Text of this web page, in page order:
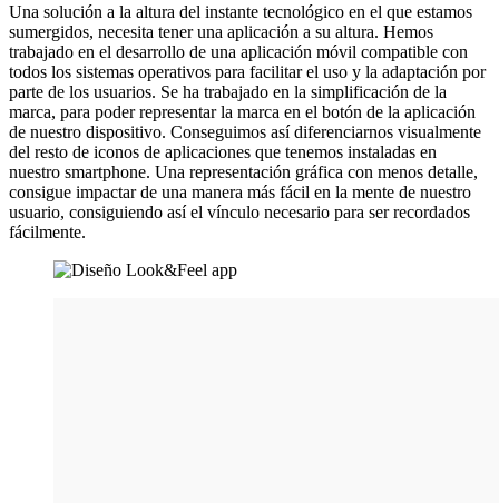
Una solución a la altura del instante tecnológico en el que estamos
sumergidos, necesita tener una aplicación a su altura. Hemos
trabajado en el desarrollo de una aplicación móvil compatible con
todos los sistemas operativos para facilitar el uso y la adaptación por
parte de los usuarios. Se ha trabajado en la simplificación de la
marca, para poder representar la marca en el botón de la aplicación
de nuestro dispositivo. Conseguimos así diferenciarnos visualmente
del resto de iconos de aplicaciones que tenemos instaladas en
nuestro smartphone. Una representación gráfica con menos detalle,
consigue impactar de una manera más fácil en la mente de nuestro
usuario, consiguiendo así el vínculo necesario para ser recordados
fácilmente.